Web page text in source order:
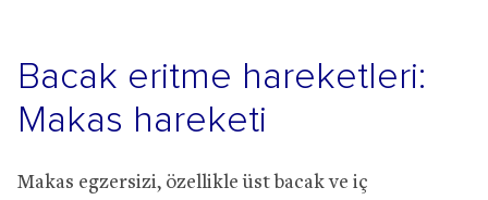
Bacak eritme hareketleri:
Makas hareketi
Makas egzersizi, özellikle üst bacak ve iç